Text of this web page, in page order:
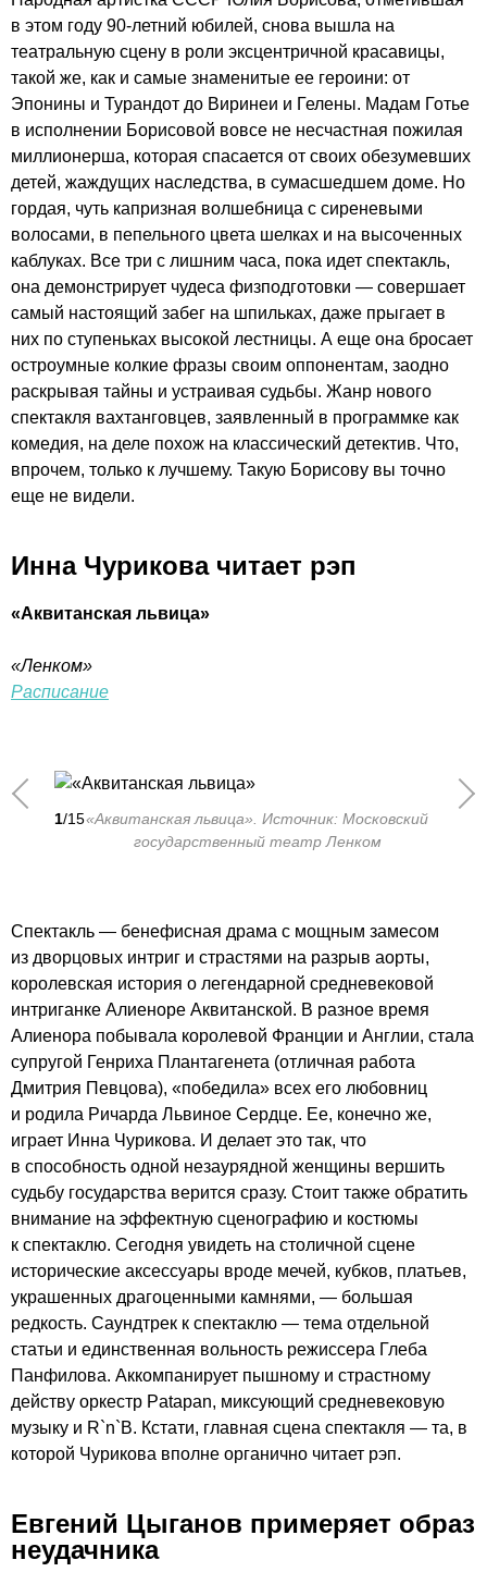
в этом году 90-летний юбилей, снова вышла на
театральную сцену в роли эксцентричной красавицы,
такой же, как и самые знаменитые ее героини: от
Эпонины и Турандот до Виринеи и Гелены. Мадам Готье
в исполнении Борисовой вовсе не несчастная пожилая
миллионерша, которая спасается от своих обезумевших
детей, жаждущих наследства, в сумасшедшем доме. Но
гордая, чуть капризная волшебница с сиреневыми
волосами, в пепельного цвета шелках и на высоченных
каблуках. Все три с лишним часа, пока идет спектакль,
она демонстрирует чудеса физподготовки — совершает
самый настоящий забег на шпильках, даже прыгает в
них по ступеньках высокой лестницы. А еще она бросает
остроумные колкие фразы своим оппонентам, заодно
раскрывая тайны и устраивая судьбы. Жанр нового
спектакля вахтанговцев, заявленный в программке как
комедия, на деле похож на классический детектив. Что,
впрочем, только к лучшему. Такую Борисову вы точно
еще не видели.
Инна Чурикова читает рэп
«Аквитанская львица»
«Ленком»
Расписание
1/15«Аквитанская львица». Источник: Московский
государственный театр Ленком
Спектакль — бенефисная драма с мощным замесом
из дворцовых интриг и страстями на разрыв аорты,
королевская история о легендарной средневековой
интриганке Алиеноре Аквитанской. В разное время
Алиенора побывала королевой Франции и Англии, стала
супругой Генриха Плантагенета (отличная работа
Дмитрия Певцова), «победила» всех его любовниц
и родила Ричарда Львиное Сердце. Ее, конечно же,
играет Инна Чурикова. И делает это так, что
в способность одной незаурядной женщины вершить
судьбу государства верится сразу. Стоит также обратить
внимание на эффектную сценографию и костюмы
к спектаклю. Сегодня увидеть на столичной сцене
исторические аксессуары вроде мечей, кубков, платьев,
украшенных драгоценными камнями, — большая
редкость. Саундтрек к спектаклю — тема отдельной
статьи и единственная вольность режиссера Глеба
Панфилова. Аккомпанирует пышному и страстному
действу оркестр Patapan, миксующий средневековую
музыку и R`n`B. Кстати, главная сцена спектакля — та, в
которой Чурикова вполне органично читает рэп.
Евгений Цыганов примеряет образ
неудачника